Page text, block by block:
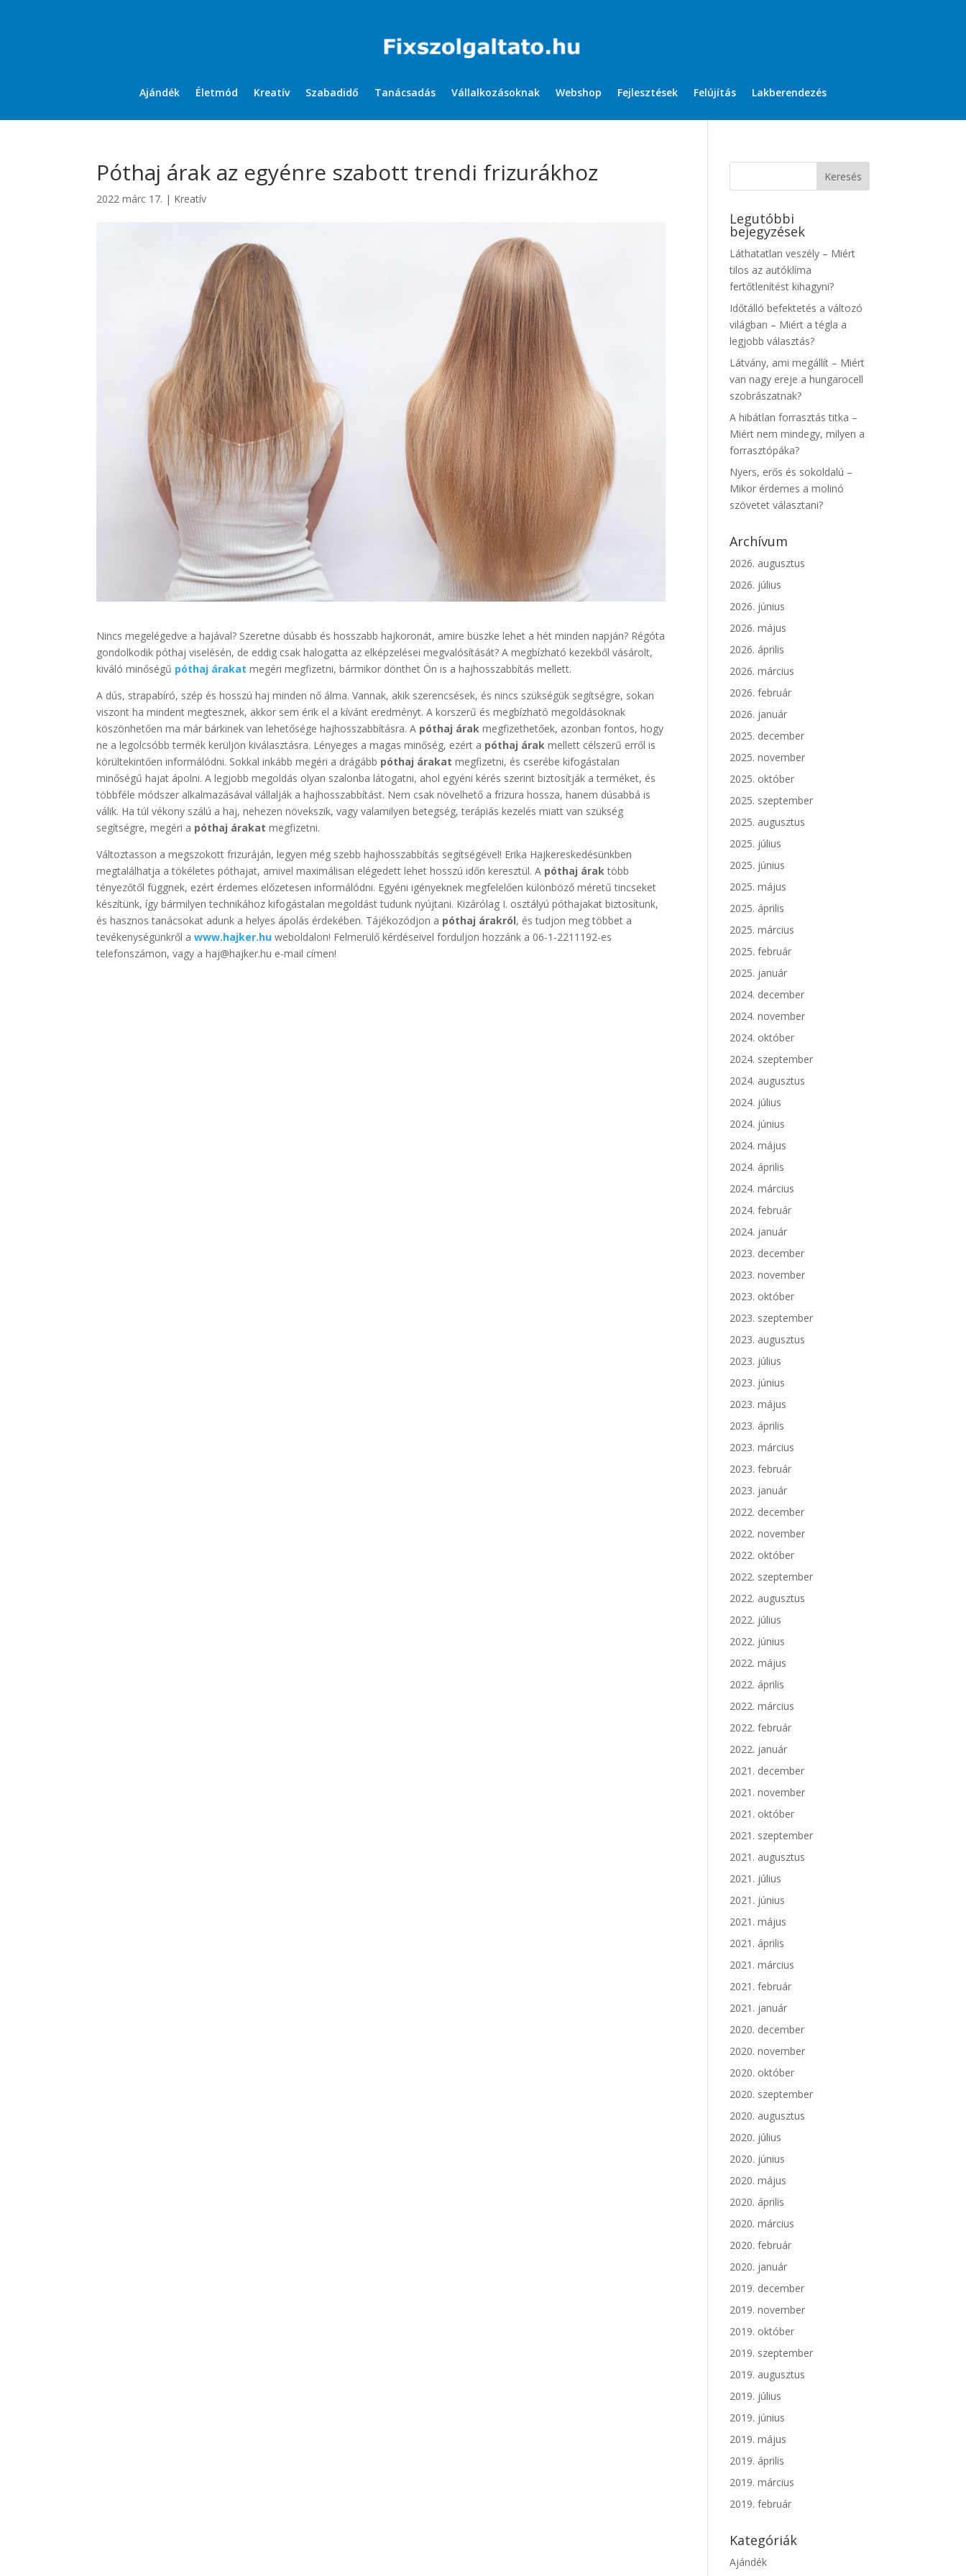
Ajándék Életmód Kreatív Szabadidő Tanácsadás Vállalkozásoknak Webshop Fejlesztések Felújítás Lakberendezés
Póthaj árak az egyénre szabott trendi frizurákhoz
2022 márc 17. | Kreatív
Nincs megelégedve a hajával? Szeretne dúsabb és hosszabb hajkoronát, amire büszke lehet a hét minden napján? Régóta
gondolkodik póthaj viselésén, de eddig csak halogatta az elképzelései megvalósítását? A megbízható kezekből vásárolt,
kiváló minőségű póthaj árakat megéri megfizetni, bármikor dönthet Ön is a hajhosszabbítás mellett.
A dús, strapabíró, szép és hosszú haj minden nő álma. Vannak, akik szerencsések, és nincs szükségük segítségre, sokan
viszont ha mindent megtesznek, akkor sem érik el a kívánt eredményt. A korszerű és megbízható megoldásoknak
köszönhetően ma már bárkinek van lehetősége hajhosszabbításra. A póthaj árak megfizethetőek, azonban fontos, hogy
ne a legolcsóbb termék kerüljön kiválasztásra. Lényeges a magas minőség, ezért a póthaj árak mellett célszerű erről is
körültekintően informálódni. Sokkal inkább megéri a drágább póthaj árakat megfizetni, és cserébe kifogástalan
minőségű hajat ápolni. A legjobb megoldás olyan szalonba látogatni, ahol egyéni kérés szerint biztosítják a terméket, és
többféle módszer alkalmazásával vállalják a hajhosszabbítást. Nem csak növelhető a frizura hossza, hanem dúsabbá is
válik. Ha túl vékony szálú a haj, nehezen növekszik, vagy valamilyen betegség, terápiás kezelés miatt van szükség
segítségre, megéri a póthaj árakatmegfizetni.
Változtasson a megszokott frizuráján, legyen még szebb hajhosszabbítás segítségével! Erika Hajkereskedésünkben
megtalálhatja a tökéletes póthajat, amivel maximálisan elégedett lehet hosszú időn keresztül. A póthaj áraktöbb
tényezőtől függnek, ezért érdemes előzetesen informálódni. Egyéni igényeknek megfelelően különböző méretű tincseket
készítünk, így bármilyen technikához kifogástalan megoldást tudunk nyújtani. Kizárólag I. osztályú póthajakat biztosítunk,
és hasznos tanácsokat adunk a helyes ápolás érdekében. Tájékozódjon a póthaj árakról, és tudjon meg többet a
tevékenységünkről awww.hajker.hu weboldalon! Felmerülő kérdéseivel forduljon hozzánk a 06-1-2211192-es
telefonszámon, vagy a haj@hajker.hu e-mail címen!
Legutóbbi
bejegyzések
Láthatatlan veszély – Miért
tilos az autóklíma
fertőtlenítést kihagyni?
Időtálló befektetés a változó
világban – Miért a tégla a
legjobb választás?
Látvány, ami megállít – Miért
van nagy ereje a hungarocell
szobrászatnak?
A hibátlan forrasztás titka –
Miért nem mindegy, milyen a
forrasztópáka?
Nyers, erős és sokoldalú –
Mikor érdemes a molinó
szövetet választani?
Archívum
2026. augusztus
2026. július
2026. június
2026. május
2026. április
2026. március
2026. február
2026. január
2025. december
2025. november
2025. október
2025. szeptember
2025. augusztus
2025. július
2025. június
2025. május
2025. április
2025. március
2025. február
2025. január
2024. december
2024. november
2024. október
2024. szeptember
2024. augusztus
2024. július
2024. június
2024. május
2024. április
2024. március
2024. február
2024. január
2023. december
2023. november
2023. október
2023. szeptember
2023. augusztus
2023. július
2023. június
2023. május
2023. április
2023. március
2023. február
2023. január
2022. december
2022. november
2022. október
2022. szeptember
2022. augusztus
2022. július
2022. június
2022. május
2022. április
2022. március
2022. február
2022. január
2021. december
2021. november
2021. október
2021. szeptember
2021. augusztus
2021. július
2021. június
2021. május
2021. április
2021. március
2021. február
2021. január
2020. december
2020. november
2020. október
2020. szeptember
2020. augusztus
2020. július
2020. június
2020. május
2020. április
2020. március
2020. február
2020. január
2019. december
2019. november
2019. október
2019. szeptember
2019. augusztus
2019. július
2019. június
2019. május
2019. április
2019. március
2019. február
Kategóriák
Ajándék